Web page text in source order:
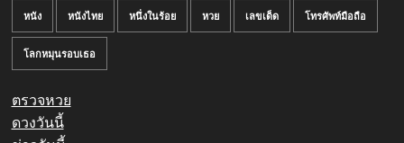
หนัง หนังไทย หนึ่งในร้อย หวย เลขเด็ด โทรศัพท์มือถือ
โลกหมุนรอบเธอ
ตรวจหวย
ดวงวันนี้